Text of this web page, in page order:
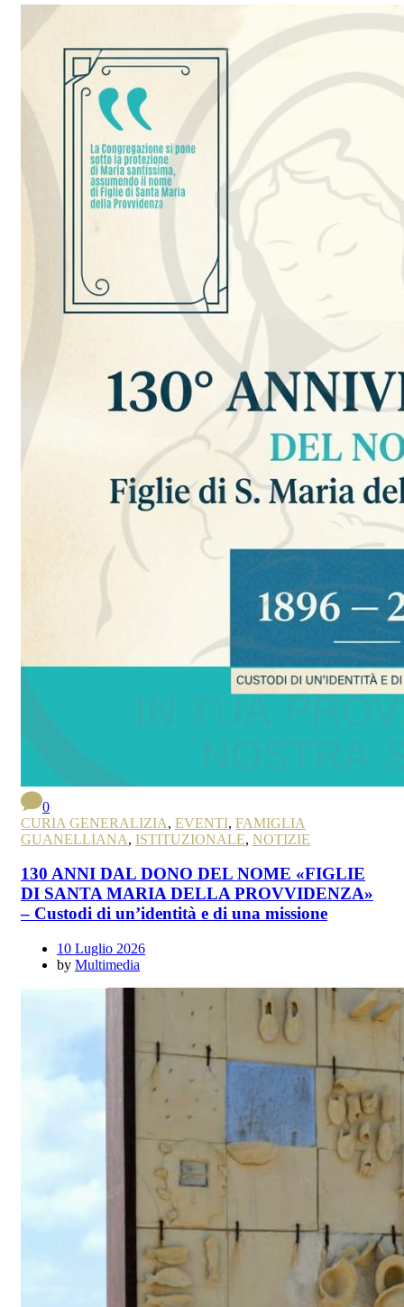
0
CURIA GENERALIZIA, EVENTI, FAMIGLIA
GUANELLIANA, ISTITUZIONALE, NOTIZIE
130 ANNI DAL DONO DEL NOME «FIGLIE
DI SANTA MARIA DELLA PROVVIDENZA»
– Custodi di un’identità e di una missione
10 Luglio 2026
by Multimedia